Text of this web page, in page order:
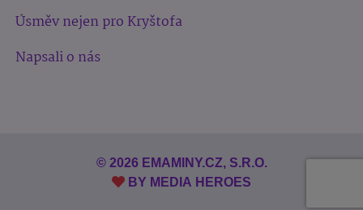
Úsměv nejen pro Kryštofa
Napsali o nás
© 2026 EMAMINY.CZ, S.R.O.
BY MEDIA HEROES